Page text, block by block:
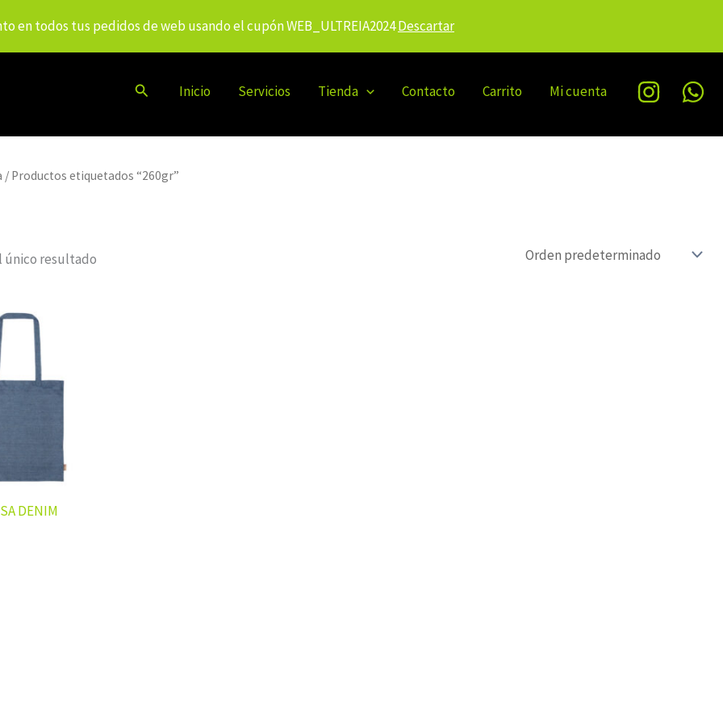
en todos tus pedidos de web usando el cupón WEB_ULTREIA2024Descartar
Buscar Inicio Servicios Tienda Contacto Carrito Mi cuenta
/ Productos etiquetados “260gr”
único resultado
DENIM